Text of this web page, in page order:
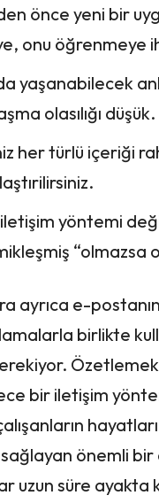
önce yeni bir
onu öğrenmeye
yaşanabilecek
olasılığı düşük.
her türlü içeriği
yöntemi
“olmazsa
ayrıca e-
birlikte
bir iletişim
önemli bir
uzun süre ayakta